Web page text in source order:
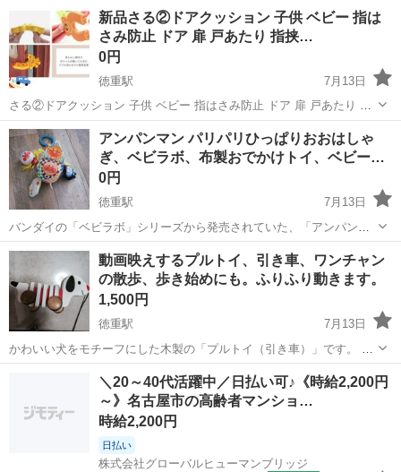
す。 ・早いもの順ではありませんので、「プロフィールととお願い事
項...
名古屋市 徳重駅 ベビー用品 ロンパース
新品さる②ドアクッション 子供 ベビー 指は
さみ防止 ドア 扉 戸あたり 指挟…
0円
徳重駅
7月13日
さる②ドアクッション 子供 ベビー 指はさみ防止 ドア 扉 戸あたり 指
挟み防止 指はさみ対策 けが防止 クッション ドアストッパー ドアスト
ップ 衝撃吸収 音防止 指はさみ 事故防止 赤ちゃん キッズ 子ども ベビ
ーガード...
愛知 名古屋市 徳重駅 ベビー用品 はさみ
アンパンマン パリパリひっぱりおおはしゃ
ぎ、ベビラボ、布製おでかけトイ、ベビー…
0円
徳重駅
7月13日
バンダイの「ベビラボ」シリーズから発売されていた、「アンパンマ
ン パリパリひっぱりおおはしゃぎ」という布製のおでかけトイです。
多感な仕掛け： 赤ちゃんが好きな「パリパリ」という音や、鈴の音が
鳴る仕掛けが施されて...
愛知 名古屋市 徳重駅 ベビー用品 アンパンマン
動画映えするプルトイ、引き車、ワンチャン
の散歩、歩き始めにも。ふりふり動きます。
1,500円
徳重駅
7月13日
かわいい犬をモチーフにした木製の「プルトイ（引き車）」です。 子
供が紐を引っ張って歩く練習をしたり、一緒にお散歩ごっこを楽しん
だりして遊びます。 デザイン: 犬の体が動く構造になっており、動き
に合わせて尻尾を振るなどの...
徳重駅 ベビー用品
＼20～40代活躍中／日払い可♪《時給2,200円
～》名古屋市の高齢者マンショ…
時給2,200円
日払い
株式会社グローバルヒューマンブリッジ